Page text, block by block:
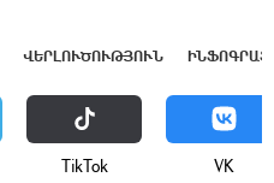
ՎԵՐԼՈՒԾՈՒԹՅՈՒՆ
ТikТоk VK